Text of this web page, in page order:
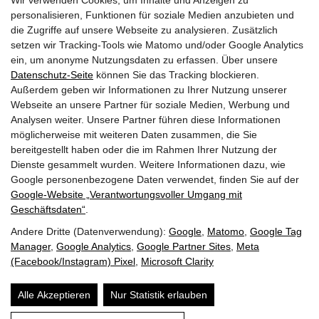
personalisieren, Funktionen für soziale Medien anzubieten und
die Zugriffe auf unsere Webseite zu analysieren. Zusätzlich
setzen wir Tracking-Tools wie Matomo und/oder Google Analytics
ein, um anonyme Nutzungsdaten zu erfassen. Über unsere
Datenschutz-Seite können Sie das Tracking blockieren.
Außerdem geben wir Informationen zu Ihrer Nutzung unserer
Webseite an unsere Partner für soziale Medien, Werbung und
Analysen weiter. Unsere Partner führen diese Informationen
möglicherweise mit weiteren Daten zusammen, die Sie
bereitgestellt haben oder die im Rahmen Ihrer Nutzung der
Dienste gesammelt wurden. Weitere Informationen dazu, wie
Google personenbezogene Daten verwendet, finden Sie auf der
Google‑Website „Verantwortungsvoller Umgang mit
Geschäftsdaten“
Andere Dritte (Datenverwendung): Google Matomo Google Tag
Manager, Google Analytics Google Partner Sites Meta
(Facebook/Instagram) Pixel Microsoft Clarity
Alle Akzeptieren Nur Statistik erlauben
A-5630 Bad Hofgastein
+43 6432 6444
info@dasgoldberg.at
Jobs Ausbildung Golden.Blog
Gutscheine
Gold.Shop
Guest.Mobility.Ticket
Newsletter
Impressum Datenschutz AGB
Website by